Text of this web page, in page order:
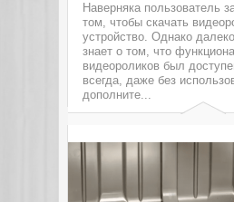
Наверняка пользователь
том, чтобы скачать
устройство. Однако
знает о том, что
видеороликов был
всегда, даже без
дополните...